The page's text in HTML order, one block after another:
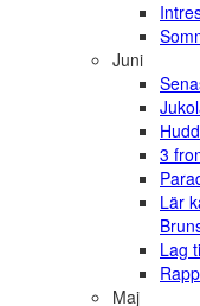
Juni
3
Lär
Lag
Maj